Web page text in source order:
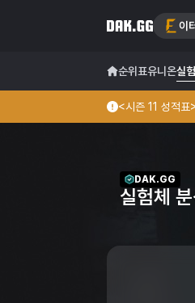
이
순위표유니온실
<시즌 11 성적표
DAK.GG
실험체